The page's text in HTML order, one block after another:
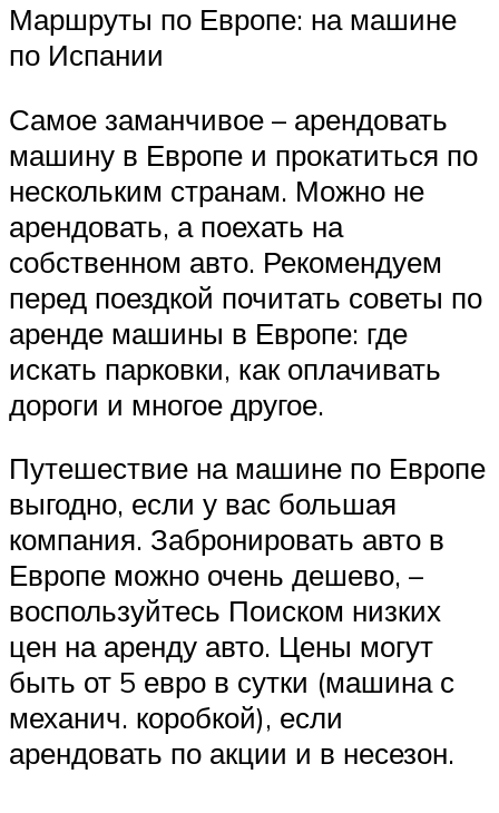
Маршруты по Европе: на машине
по Испании
Самое заманчивое – арендовать
машину в Европе и прокатиться по
нескольким странам. Можно не
арендовать, а поехать на
собственном авто. Рекомендуем
перед поездкой почитать советы по
аренде машины в Европе: где
искать парковки, как оплачивать
дороги и многое другое.
Путешествие на машине по Европе
выгодно, если у вас большая
компания. Забронировать авто в
Европе можно очень дешево, –
воспользуйтесь Поиском низких
цен на аренду авто. Цены могут
быть от 5 евро в сутки (машина с
механич. коробкой), если
арендовать по акции и в несезон.